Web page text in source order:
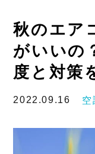
秋のエア
がいいの
度と対策
2022.09.16 空